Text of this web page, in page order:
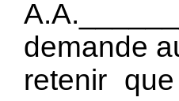
demande
retenir